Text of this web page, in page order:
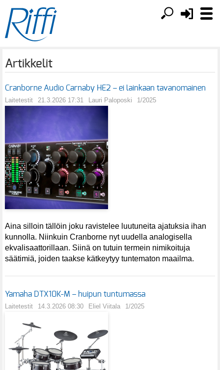
Artikkelit
Cranborne Audio Carnaby HE2 – ei lainkaan tavanomainen
Laitetestit 21.3.2026 17:31 Lauri Paloposki 1/2025
Aina silloin tällöin joku ravistelee luutuneita ajatuksia ihan
kunnolla. Niinkuin Cranborne nyt uudella analogisella
ekvalisaattorillaan. Siinä on tutuin termein nimikoituja
säätimiä, joiden taakse kätkeytyy tuntematon maailma.
Yamaha DTX10K-M – huipun tuntumassa
Laitetestit 14.3.2026 08:30 Eliel Viitala 1/2025